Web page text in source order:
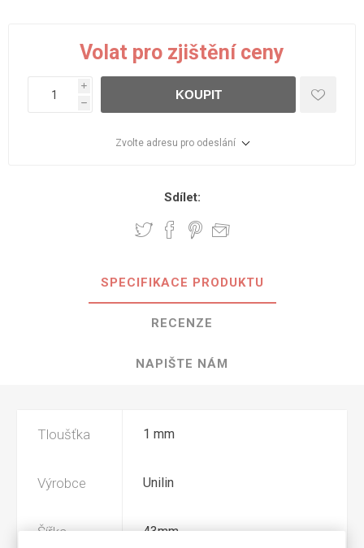
Volat pro zjištění ceny
i
h
KOUPIT
Zvolte adresu pro odeslání
Sdílet:
SPECIFIKACE PRODUKTU
RECENZE
NAPIŠTE NÁM
Tloušťka 1 mm
Výrobce Unilin
Šířka 43mm